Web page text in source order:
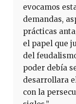
evocamos
demandas,
prácticas
el papel que
del
poder debía
desarrollara
con la